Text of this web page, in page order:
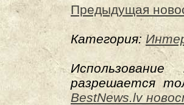
Предыдущая
Категория:
разрешается
BestNews.lv